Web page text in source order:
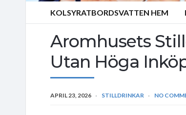
KOLSYRATBORDSVATTEN HEM
Aromhusets
Utan Höga
APRIL 23, 2026 STILLDRINKAR NO